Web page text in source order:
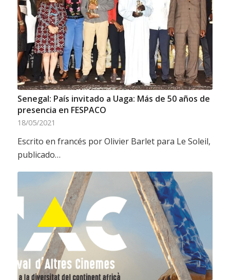
Senegal: País invitado a Uaga: Más de 50 años de
presencia en FESPACO
18/05/2021
Escrito en francés por Olivier Barlet para Le Soleil,
publicado…